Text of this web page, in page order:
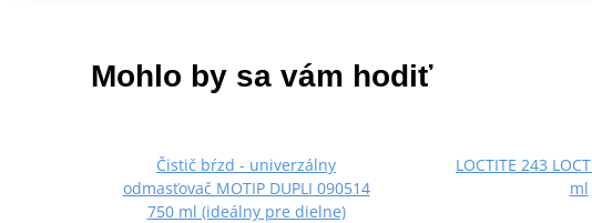
Mohlo by sa vám hodiť
Čistič bŕzd - univerzálny
odmasťovač MOTIP DUPLI 090514
750 ml (ideálny pre dielne)
LOCTITE 243
ml